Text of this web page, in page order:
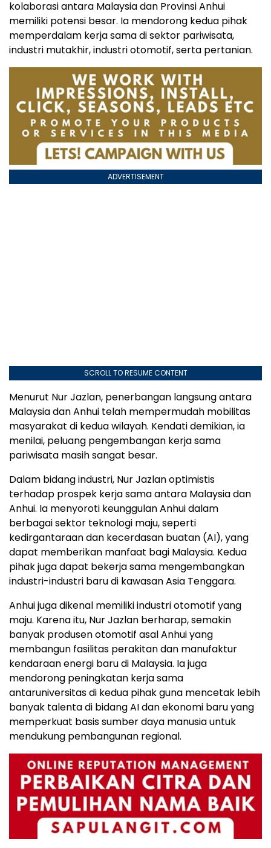
kolaborasi antara Malaysia dan Provinsi Anhui
memiliki potensi besar. Ia mendorong kedua pihak
memperdalam kerja sama di sektor pariwisata,
industri mutakhir, industri otomotif, serta pertanian.
ADVERTISEMENT
SCROLL TO RESUME CONTENT
Menurut Nur Jazlan, penerbangan langsung antara
Malaysia dan Anhui telah mempermudah mobilitas
masyarakat di kedua wilayah. Kendati demikian, ia
menilai, peluang pengembangan kerja sama
pariwisata masih sangat besar.
Dalam bidang industri, Nur Jazlan optimistis
terhadap prospek kerja sama antara Malaysia dan
Anhui. Ia menyoroti keunggulan Anhui dalam
berbagai sektor teknologi maju, seperti
kedirgantaraan dan kecerdasan buatan (AI), yang
dapat memberikan manfaat bagi Malaysia. Kedua
pihak juga dapat bekerja sama mengembangkan
industri-industri baru di kawasan Asia Tenggara.
Anhui juga dikenal memiliki industri otomotif yang
maju. Karena itu, Nur Jazlan berharap, semakin
banyak produsen otomotif asal Anhui yang
membangun fasilitas perakitan dan manufaktur
kendaraan energi baru di Malaysia. Ia juga
mendorong peningkatan kerja sama
antaruniversitas di kedua pihak guna mencetak lebih
banyak talenta di bidang AI dan ekonomi baru yang
memperkuat basis sumber daya manusia untuk
mendukung pembangunan regional.